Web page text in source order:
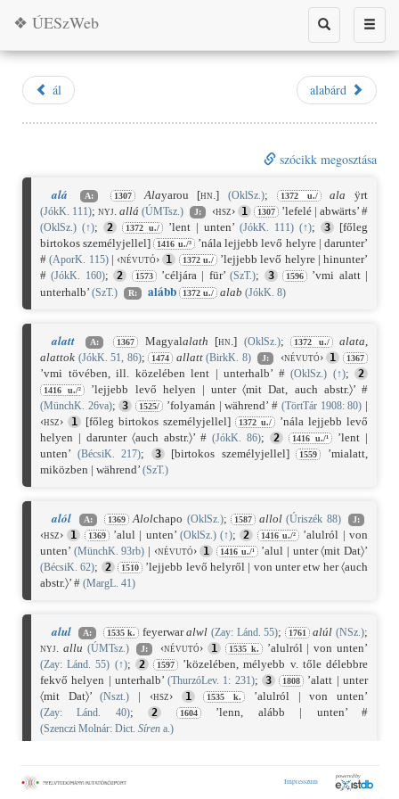
Toggle
Toggle
search
❖ ÚESzWeb
ál alabárd
szócikk megosztása
alá A: 1307 Alayarou [hn.] (OklSz.); 1372 u./ ala ÿrt
(JókK. 111); nyj. allá (ÚMTsz.) J: ‹hsz› 1 1307 ’lefelé | abwärts’ #
(OklSz.) (↑); 2 1372 u./ ’lent | unten’ (JókK. 111) (↑); 3
[főleg
birtokos személyjellel] 1416 u./³ ’nála lejjebb levő helyre | darunter’
#(AporK. 115)| ‹névutó› 1 1372 u./ ’lejjebb levő helyre | hinunter’
#(JókK. 160); 2 1573 ’céljára | für’(SzT.); 3 1596 ’vmi alatt |
unterhalb’ (SzT.) R: alább 1372 u./ alab (JókK. 8)
alatt A: 1367 Magyalalath [hn.] (OklSz.); 1372 u./ alata,
alattok (JókK. 51, 86); 1474 allatt (BirkK. 8) J: ‹névutó› 1 1367
’vmi tövében, ill. közelében lent | unterhalb’ # (OklSz.) (↑); 2
1416 u./² ’lejjebb levő helyen | unter 〈mit Dat, auch abstr.〉’ #
(MünchK. 26va); 3 1525/ ’folyamán | während’ # (TörtTár 1908: 80) |
‹hsz›
1 [főleg birtokos személyjellel] 1372 u./
’nála lejjebb levő
helyen | darunter 〈auch abstr.〉’ # (JókK. 86); 2 1416 u./¹
’lent |
unten’ (BécsiK. 217); 3 [birtokos személyjellel] 1559
’mialatt,
miközben | während’ (SzT.)
alól A: 1369 Alolchapo (OklSz.); 1587 allol (Úriszék 88) J:
‹hsz› 1 1369 ’alul | unten’ (OklSz.) (↑); 2 1416 u./²
’alulról | von
unten’ (MünchK. 93rb) | ‹névutó› 1 1416 u./¹ ’alul | unter 〈mit Dat〉’
(BécsiK. 62); 2 1510
’lejjebb levő helyről | von unter etw her 〈auch
abstr.〉’ # (MargL. 41)
alul A: 1535 k. feyerwaralwl (Zay: Lánd. 55); 1761 alúl (NSz.);
nyj. allu (ÚMTsz.) J: ‹névutó› 1 1535 k. ’alulról | von unten’
(Zay: Lánd. 55) (↑); 2 1597
’közelében, mélyebb v. tőle délebbre
fekvő helyen | unterhalb’(ThurzóLev. 1: 231); 3 1808
’alatt | unter
〈mit Dat〉’(Nszt.) | ‹hsz› 1 1535 k. ’alulról | von unten’
(Zay: Lánd. 40); 2 1604 ’lenn, alább | unten’ #
(Szenczi Molnár: Dict. Síren a.)
alant △ (NySz.); Alann
alantas